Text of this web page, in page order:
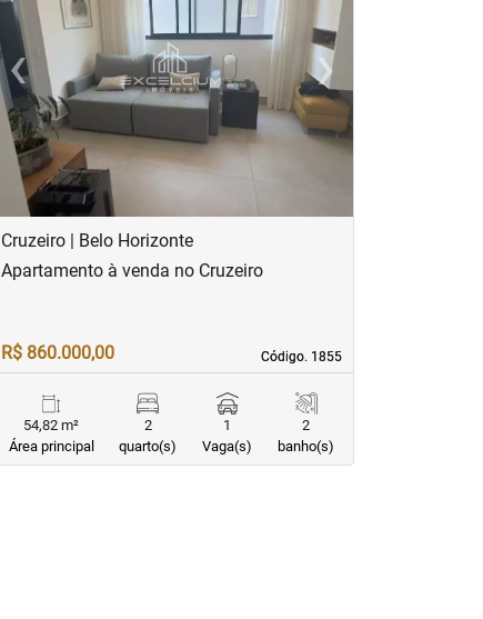
‹Previous ›Next
Cruzeiro | Belo Horizonte
Código. 1855
Código. 1855
Apartamento à venda no Cruzeiro
R$ 860.000,00
54,82 m²
Área principal
2
quarto(s)
1
Vaga(s)
2
banho(s)